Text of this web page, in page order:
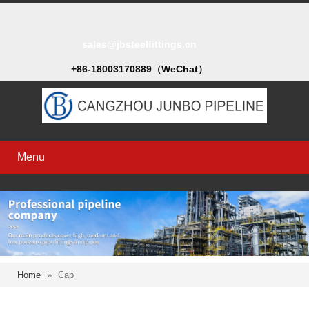
+86-18003170889（WeChat）
Menu
Home » Cap